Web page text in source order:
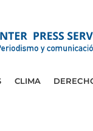
CLIMA